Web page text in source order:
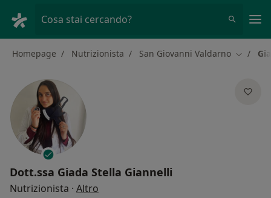
Cosa stai cercando?
Homepage Nutrizionista San Giovanni Valdarno Cambia
Dott.ssa Giada Stella Giannelli
Nutrizionista · Altro